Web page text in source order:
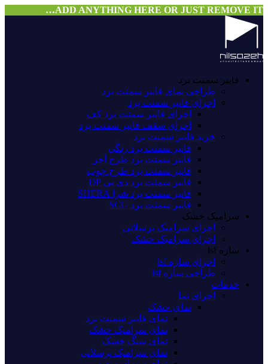
ADD ANYTHING HERE OR JUST REMOVE IT…
فایبر سمنت برد
طراحی نمای فایبر سمنت برد
اجرای فایبر سمنت برد
اجرای فایبر سمنت برد کف
اجرای سقف فایبر سمنت برد
خرید فایبر سمنت برد
فایبر سمنت برد رنگی
فایبر سمنت برد طرح آجر
فایبر سمنت برد طرح چوب
فایبر سمنت برد دی پی DP
فایبر سمنت برد شرا SHERA
فایبر سمنت برد SCG
سرامیک خشک
اجرای سرامیک پرسلانی
اجرای سرامیک خشک
سازه lsf
اجرای سازه lsf
طراحی سازه lsf
خدمات
اجرای نما
نمای خشک
نمای فایبر سمنت برد
نمای سرامیک خشک
نمای سنگ خشک
نمای سرامیک پرسلانی